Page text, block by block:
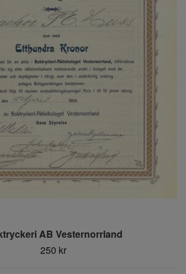
AB Vesternorrland
250 kr